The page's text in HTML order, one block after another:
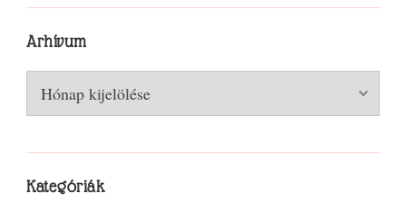
Arhívum
Arhívum
Kategóriák